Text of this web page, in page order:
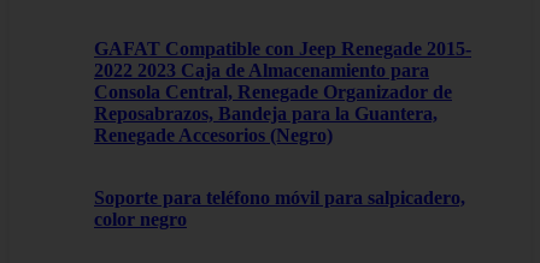
GAFAT Compatible con Jeep Renegade 2015-
2022 2023 Caja de Almacenamiento para
Consola Central, Renegade Organizador de
Reposabrazos, Bandeja para la Guantera,
Renegade Accesorios (Negro)
Soporte para teléfono móvil para salpicadero,
color negro